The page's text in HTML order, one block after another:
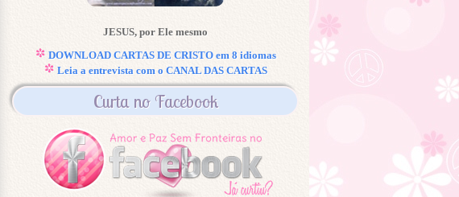
JESUS, por Ele mesmo
DOWNLOAD CARTAS DE CRISTO em 8 idiomas
Leia a entrevista com o CANAL DAS CARTAS
Curta no Facebook